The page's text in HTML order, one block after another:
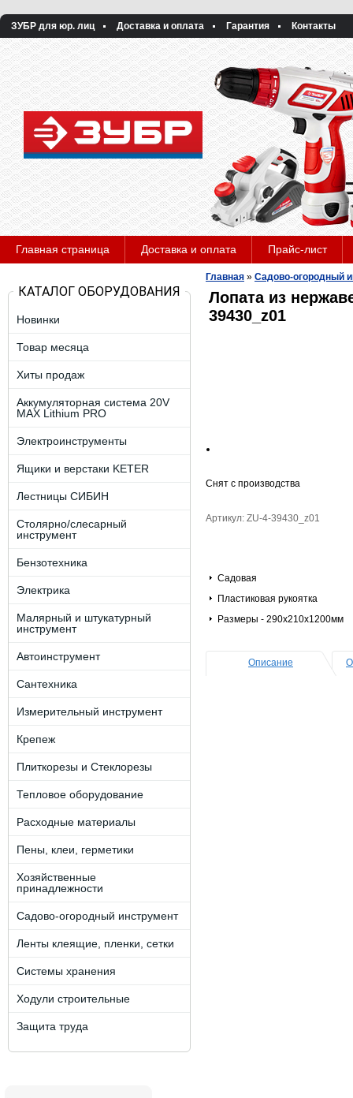
ЗУБР для юр. лиц Доставка и оплата Гарантия Контакты
Главная страница Доставка и оплата Прайс-лист
КАТАЛОГ ОБОРУДОВАНИЯ
Новинки
Товар месяца
Хиты продаж
Аккумуляторная система 20V
MAX Lithium PRO
Электроинструменты
Ящики и верстаки KETER
Лестницы СИБИН
Столярно/слесарный
инструмент
Бензотехника
Электрика
Малярный и штукатурный
инструмент
Автоинструмент
Сантехника
Измерительный инструмент
Крепеж
Плиткорезы и Стеклорезы
Тепловое оборудование
Расходные материалы
Пены, клеи, герметики
Хозяйственные
принадлежности
Садово-огородный инструмент
Ленты клеящие, пленки, сетки
Системы хранения
Ходули строительные
Защита труда
Главная » Садово-огородный
Лопата из
39430_z01
Снят с производства
Артикул: ZU-4-39430_z01
Садовая
Пластиковая рукоятка
Размеры - 290х210х1200мм
Описание